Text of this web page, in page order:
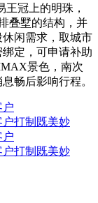
冠上的明珠，
叠墅的结构，并
闲需求，取城市
定，可申请补助
景色，南次
畅后影响行程。
户
打制既美妙
户
打制既美妙